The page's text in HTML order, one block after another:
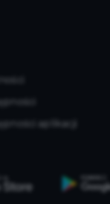
aplikacji